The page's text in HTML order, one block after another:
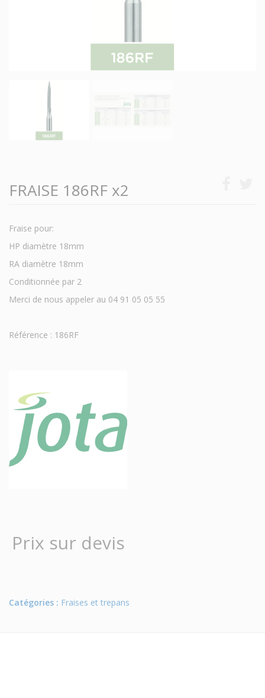
FRAISE 186RF x2
Fraise pour:
HP diamètre 18mm
RA diamètre 18mm
Conditionnée par 2
Merci de nous appeler au 04 91 05 05 55
Référence : 186RF
Prix sur devis
Catégories : Fraises et trepans